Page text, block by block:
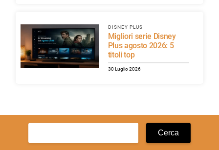
DISNEY PLUS
Migliori serie Disney
Plus agosto 2026: 5
titoli top
30 Luglio 2026